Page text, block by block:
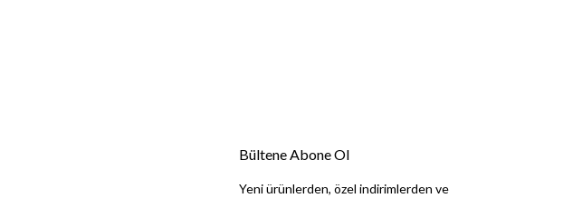
Bültene Abone Ol
Yeni ürünlerden, özel indirimlerden ve